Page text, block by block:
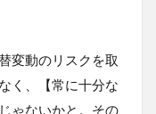
変動のリスクを取
く、【常に十分な
ゃないかと。その